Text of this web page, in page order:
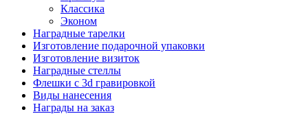
Классика
Эконом
Наградные тарелки
Изготовление подарочной упаковки
Изготовление визиток
Наградные стеллы
Флешки с 3d гравировкой
Виды нанесения
Награды на заказ